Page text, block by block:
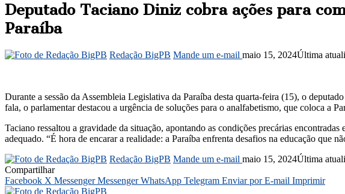
Deputado Taciano Diniz cobra ações para
Paraíba
Redação BigPB Mande um e-mail maio 15, 2024Última
Durante a sessão da Assembleia Legislativa da Paraíba desta quarta-feira (15), o
fala, o parlamentar destacou a urgência de soluções para o analfabetismo, que coloca a
Taciano ressaltou a gravidade da situação, apontando as condições precárias
adequado. “É hora de encarar a realidade: a Paraíba enfrenta desafios na educação que
Redação BigPB Mande um e-mail maio 15, 2024Última
Compartilhar
Facebook X Messenger Messenger WhatsApp Telegram Enviar por E-mail Imprimir